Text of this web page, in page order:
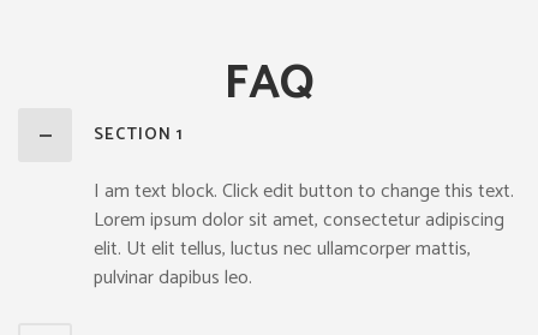
FAQ
SECTION 1
I am text block. Click edit button to change this text.
Lorem ipsum dolor sit amet, consectetur adipiscing
elit. Ut elit tellus, luctus nec ullamcorper mattis,
pulvinar dapibus leo.